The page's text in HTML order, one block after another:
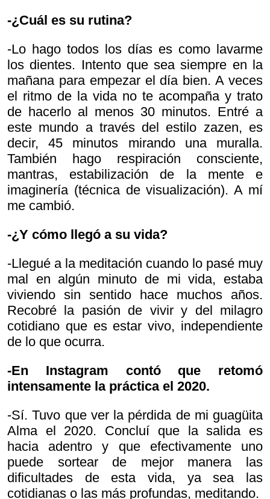
-¿Cuál es su rutina?
-Lo hago todos los días es como lavarme
los dientes. Intento que sea siempre en la
mañana para empezar el día bien. A veces
el ritmo de la vida no te acompaña y trato
de hacerlo al menos 30 minutos. Entré a
este mundo a través del estilo zazen, es
decir, 45 minutos mirando una muralla.
También hago respiración consciente,
mantras, estabilización de la mente e
imaginería (técnica de visualización). A mí
me cambió.
-¿Y cómo llegó a su vida?
-Llegué a la meditación cuando lo pasé muy
mal en algún minuto de mi vida, estaba
viviendo sin sentido hace muchos años.
Recobré la pasión de vivir y del milagro
cotidiano que es estar vivo, independiente
de lo que ocurra.
-En Instagram contó que retomó
intensamente la práctica el 2020.
-Sí. Tuvo que ver la pérdida de mi guagüita
Alma el 2020. Concluí que la salida es
hacia adentro y que efectivamente uno
puede sortear de mejor manera las
dificultades de esta vida, ya sea las
cotidianas o las más profundas, meditando.